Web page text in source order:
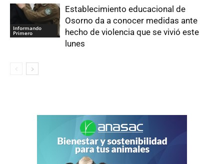
Informando
Primero
Establecimiento educacional de
Osorno da a conocer medidas ante
hecho de violencia que se vivió este
lunes